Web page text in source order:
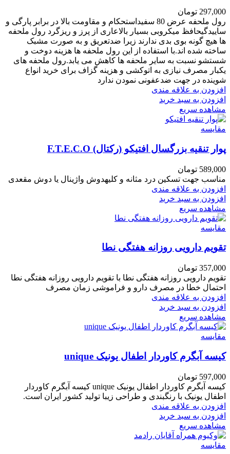
297,000 تومان
رول ملحفه عرض 80 سفیداستحکام و مقاومت بالا در برابر پارگی و
ساییدگیحافظ میکروبی بسیار بالاعاری از پرز و ریزگرد رول ملحفه
ها هیچ گونه بوی بدی ندارند زیرا ضدتعریق و به صورت مشبک
ساخته شده اند.با استفاده از این رول ملحفه ها هزینه دوخت و
شستشو نسبت به سایر ملحفه ها کاهش می یابد.رول ملحفه های
یکبار مصرف نیازی به اتوکشی و هزینه گزاف برای خرید انواع
شوینده در جهت ضدعفونی نمودن ندارد
افزودن به علاقه مندی
افزودن به سبد خرید
مشاهده سریع
مقایسه
پوار تنقیه بزرگسال افتیکو (رکتال) F.T.E.C.O
589,000 تومان
مناسب جهت تسکین درد مثانه و کلیهدوش واژینال یا دوش مقعدی
افزودن به علاقه مندی
افزودن به سبد خرید
مشاهده سریع
مقایسه
تقویم دارویی روزانه هفتگی نطا
357,000 تومان
تقویم دارویی روزانه هفتگی نطا با تقویم دارویی روزانه هفتگی نطا
احتمال خطا در مصرف دارو و فراموشی زمان مصرف
افزودن به علاقه مندی
افزودن به سبد خرید
مشاهده سریع
مقایسه
کیسه آبگرم کاوردار اطفال یونیک unique
597,000 تومان
کیسه آبگرم کاوردار اطفال یونیک unique کیسه آبگرم کاوردار
اطفال یونیک با رنگبندی و طراحی زیبا تولید کشور ایران است.
افزودن به علاقه مندی
افزودن به سبد خرید
مشاهده سریع
مقایسه